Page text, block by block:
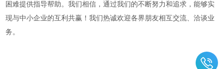
困难提供指导帮助。我们相信，通过我们的不断努力和追求，能够实
现与中小企业的互利共赢！我们热诚欢迎各界朋友相互交流、洽谈业
务。